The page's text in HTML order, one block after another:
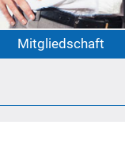
Mitgliedschaft